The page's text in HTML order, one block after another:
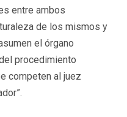
entre ambos
de los mismos y
el órgano
procedimiento
competen al juez